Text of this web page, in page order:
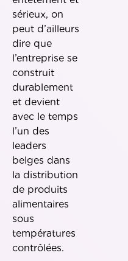
sérieux, on
peut d’ailleurs
dire que
l’entreprise se
construit
durablement
et devient
avec le temps
l’un des
leaders
belges dans
la distribution
de produits
alimentaires
sous
températures
contrôlées.